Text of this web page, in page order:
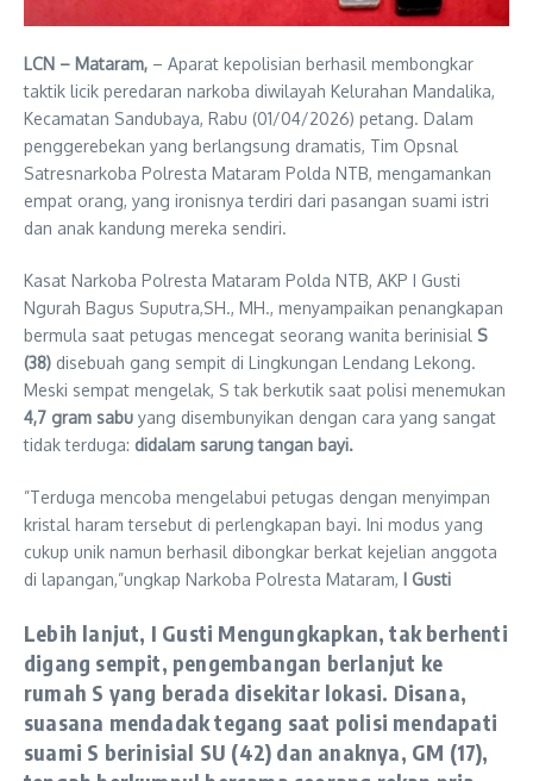
LCN – Mataram, – Aparat kepolisian berhasil membongkar
taktik licik peredaran narkoba diwilayah Kelurahan Mandalika,
Kecamatan Sandubaya, Rabu (01/04/2026) petang. Dalam
penggerebekan yang berlangsung dramatis, Tim Opsnal
Satresnarkoba Polresta Mataram Polda NTB, mengamankan
empat orang, yang ironisnya terdiri dari pasangan suami istri
dan anak kandung mereka sendiri.
Kasat Narkoba Polresta Mataram Polda NTB, AKP I Gusti
Ngurah Bagus Suputra,SH., MH., menyampaikan penangkapan
bermula saat petugas mencegat seorang wanita berinisial S
(38) disebuah gang sempit di Lingkungan Lendang Lekong.
Meski sempat mengelak, S tak berkutik saat polisi menemukan
4,7 gram sabu yang disembunyikan dengan cara yang sangat
tidak terduga: didalam sarung tangan bayi.
​”Terduga mencoba mengelabui petugas dengan menyimpan
kristal haram tersebut di perlengkapan bayi. Ini modus yang
cukup unik namun berhasil dibongkar berkat kejelian anggota
di lapangan,”ungkap Narkoba Polresta Mataram, I Gusti
​​Lebih lanjut, I Gusti Mengungkapkan, tak berhenti
digang sempit, pengembangan berlanjut ke
rumah S yang berada disekitar lokasi. Disana,
suasana mendadak tegang saat polisi mendapati
suami S berinisial SU (42) dan anaknya, GM (17),